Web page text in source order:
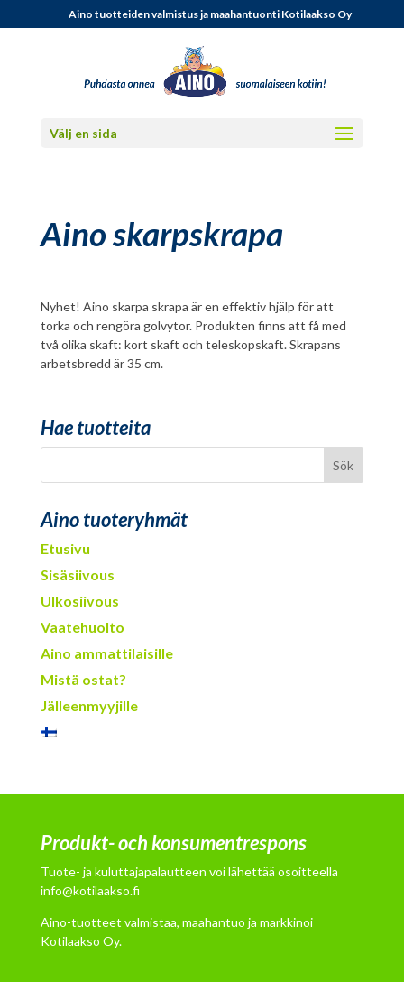
Aino tuotteiden valmistus ja maahantuonti Kotilaakso Oy
Välj en sida
Aino skarpskrapa
Nyhet! Aino skarpa skrapa är en effektiv hjälp för att
torka och rengöra golvytor. Produkten finns att få med
två olika skaft: kort skaft och teleskopskaft. Skrapans
arbetsbredd är 35 cm.
Hae tuotteita
Aino tuoteryhmät
Etusivu
Sisäsiivous
Ulkosiivous
Vaatehuolto
Aino ammattilaisille
Mistä ostat?
Jälleenmyyjille
Produkt- och konsumentrespons
Tuote- ja kuluttajapalautteen voi lähettää osoitteella
info@kotilaakso.fi
Aino-tuotteet valmistaa, maahantuo ja markkinoi
Kotilaakso Oy.